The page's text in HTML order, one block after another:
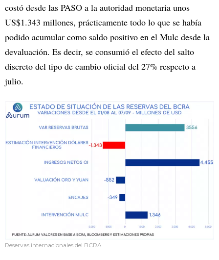
costó desde las PASO a la autoridad monetaria unos
US$1.343 millones, prácticamente todo lo que se había
podido acumular como saldo positivo en el Mulc desde la
devaluación. Es decir, se consumió el efecto del salto
discreto del tipo de cambio oficial del 27% respecto a
julio.
Reservas internacionales del BCRA